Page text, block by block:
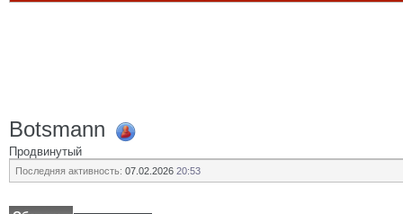
Botsmann
Продвинутый
Последняя активность: 07.02.2026 20:53